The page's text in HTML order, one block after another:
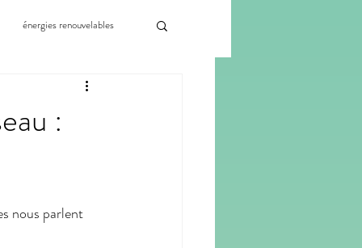
énergies renouvelables
économie
:
nous parlent